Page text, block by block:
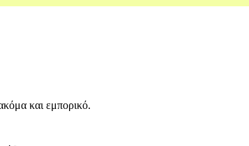
και εμπορικό.